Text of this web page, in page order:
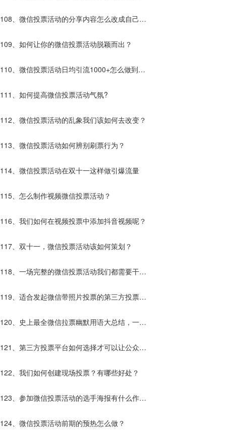
有什么不一样？
108、微信投票活动的分享内容怎么改成自己想
要的？
109、如何让你的微信投票活动脱颖而出？
110、微信投票活动日均引流1000+怎么做到
111、如何提高微信投票活动气氛?
112、微信投票活动的乱象我们该如何去改变？
113、微信投票活动如何辨别刷票行为？
114、微信投票活动在双十一这样做引爆流量
115、怎么制作视频微信投票活动？
116、我们如何在视频投票中添加抖音视频呢？
117、双十一，微信投票活动该如何策划？
118、一场完整的微信投票活动我们都需要干些
什么？
119、适合发起微信带照片投票的第三方投票平
台有哪些？
120、史上最全微信拉票幽默用语大总结，一句
话让别人为你投票！
121、第三方投票平台如何选择才可以让公众号
快速增粉？
122、我们如何创建现场投票？有哪些好处？
123、参加微信投票活动的选手海报有什么作
124、微信投票活动前期的预热怎么做？